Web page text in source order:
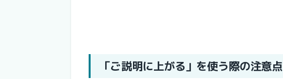
「ご説明に上がる」を使う際の注意点